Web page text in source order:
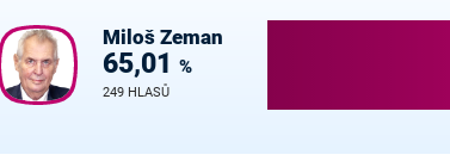
Miloš Zeman
65,01 %
249 HLASŮ